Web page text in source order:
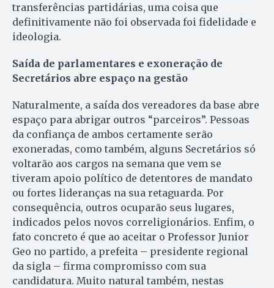
transferências partidárias, uma coisa que
definitivamente não foi observada foi fidelidade e
ideologia.
Saída de parlamentares e exoneração de
Secretários abre espaço na gestão
Naturalmente, a saída dos vereadores da base abre
espaço para abrigar outros “parceiros”. Pessoas
da confiança de ambos certamente serão
exoneradas, como também, alguns Secretários só
voltarão aos cargos na semana que vem se
tiveram apoio político de detentores de mandato
ou fortes lideranças na sua retaguarda. Por
consequência, outros ocuparão seus lugares,
indicados pelos novos correligionários. Enfim, o
fato concreto é que ao aceitar o Professor Junior
Geo no partido, a prefeita – presidente regional
da sigla – firma compromisso com sua
candidatura. Muito natural também, nestas